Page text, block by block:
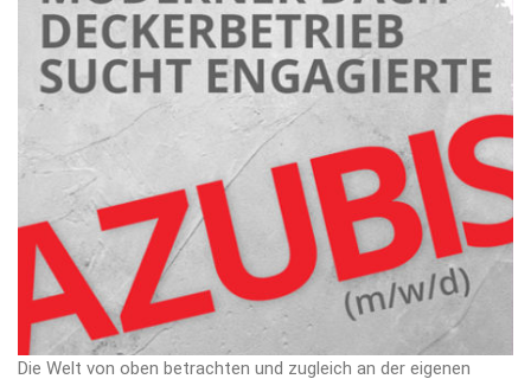
Die Welt von oben betrachten und zugleich an der eigenen